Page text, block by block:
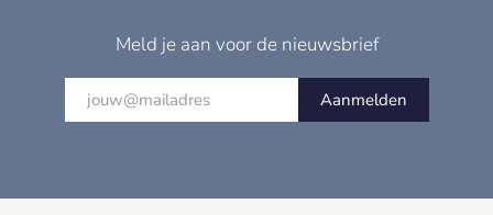
Meld je aan voor de nieuwsbrief
Aanmelden